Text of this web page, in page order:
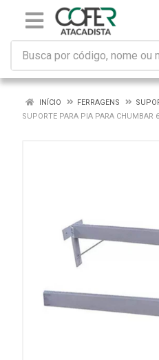
INÍCIO FERRAGENS
SUPORTE PARA PIA PARA CHUMBAR